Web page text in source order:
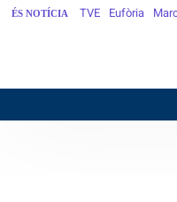
ÉS NOTÍCIA TVE Eufòria